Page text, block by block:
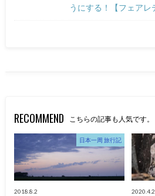
うにする！【フェアレ
RECOMMEND こちらの記事も人気です。
日本一周 旅行記
2018.8.2